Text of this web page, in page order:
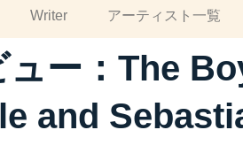
Writer アーティスト一覧
ュー：The
and